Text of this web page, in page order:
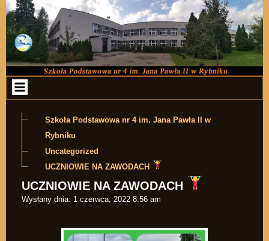
Przejdź do zawartości
Szkoła Podstawowa nr 4 im. Jana Pawła II w
Rybniku
Uncategorized
UCZNIOWIE NA ZAWODACH
UCZNIOWIE NA ZAWODACH
Wysłany dnia: 1 czerwca, 2022 8:56 am